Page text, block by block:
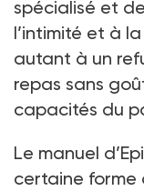
spécialisé et
l’intimité et à
autant à un
repas sans
capacités du
Le manuel
certaine forme